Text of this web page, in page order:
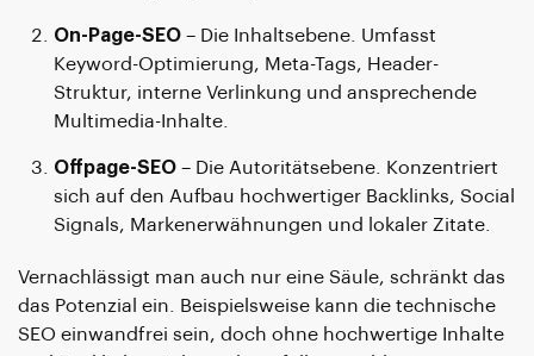
On-Page-SEO – Die Inhaltsebene. Umfasst
Keyword-Optimierung, Meta-Tags, Header-
Struktur, interne Verlinkung und ansprechende
Multimedia-Inhalte.
Offpage-SEO – Die Autoritätsebene. Konzentriert
sich auf den Aufbau hochwertiger Backlinks, Social
Signals, Markenerwähnungen und lokaler Zitate.
Vernachlässigt man auch nur eine Säule, schränkt das
das Potenzial ein. Beispielsweise kann die technische
SEO einwandfrei sein, doch ohne hochwertige Inhalte